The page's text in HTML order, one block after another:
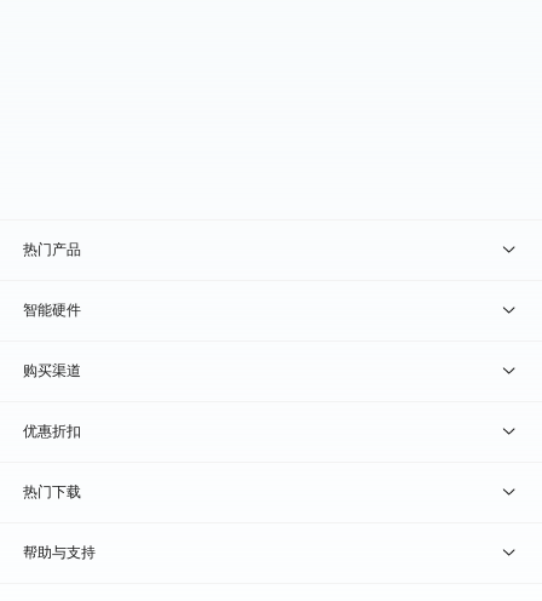
热门产品
贝锐向日葵 · 远程控制
贝锐蒲公英 · 异地组网
贝锐花生壳 · 动态域名
贝锐洋葱头 · 协作无间
智能硬件
贝锐向日葵硬件
贝锐蒲公英硬件
贝锐花生壳硬件
购买渠道
天猫旗舰店
京东旗舰店
优惠折扣
兑换码通道
教育公益折扣
热门下载
贝锐向日葵客户端
帮助与支持